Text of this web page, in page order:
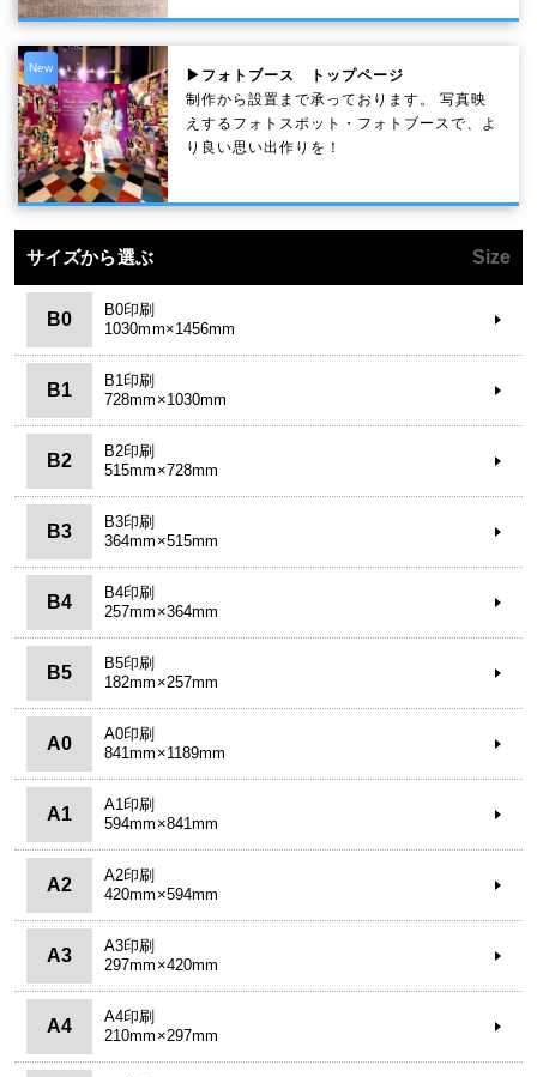
New
▶フォトブース トップページ
制作から設置まで承っております。 写真映
えするフォトスポット・フォトブースで、よ
り良い思い出作りを！
サイズから選ぶ Size
B0
B0印刷
1030mm×1456mm
B1
B1印刷
728mm×1030mm
B2
B2印刷
515mm×728mm
B3
B3印刷
364mm×515mm
B4
B4印刷
257mm×364mm
B5
B5印刷
182mm×257mm
A0
A0印刷
841mm×1189mm
A1
A1印刷
594mm×841mm
A2
A2印刷
420mm×594mm
A3
A3印刷
297mm×420mm
A4
A4印刷
210mm×297mm